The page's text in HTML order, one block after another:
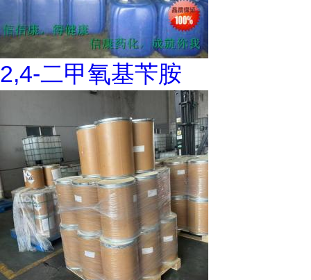
2,4-二甲氧基苄胺